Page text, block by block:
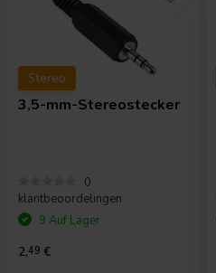
Stereo
3,5-mm-Stereostecker
0
klantbeoordelingen
9 Auf Lager
2,49 €